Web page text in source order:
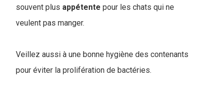
souvent plus appétente pour les chats qui ne
veulent pas manger.
Veillez aussi à une bonne hygiène des contenants
pour éviter la prolifération de bactéries.